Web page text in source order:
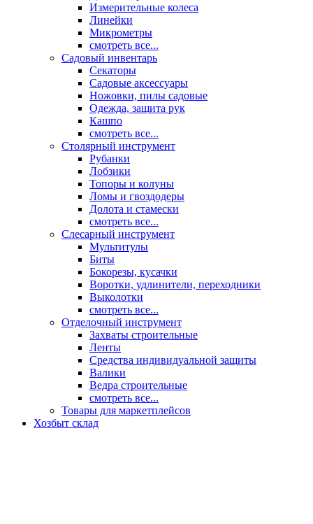
Измерительные колеса
Линейки
Микрометры
смотреть все...
Садовый инвентарь
Секаторы
Садовые аксессуары
Ножовки, пилы садовые
Одежда, защита рук
Кашпо
смотреть все...
Столярный инструмент
Рубанки
Лобзики
Топоры и колуны
Ломы и гвоздодеры
Долота и стамески
смотреть все...
Слесарный инструмент
Мультитулы
Биты
Бокорезы, кусачки
Воротки, удлинители, переходники
Выколотки
смотреть все...
Отделочный инструмент
Захваты строительные
Ленты
Средства индивидуальной защиты
Валики
Ведра строительные
смотреть все...
Товары для маркетплейсов
Хозбыт склад